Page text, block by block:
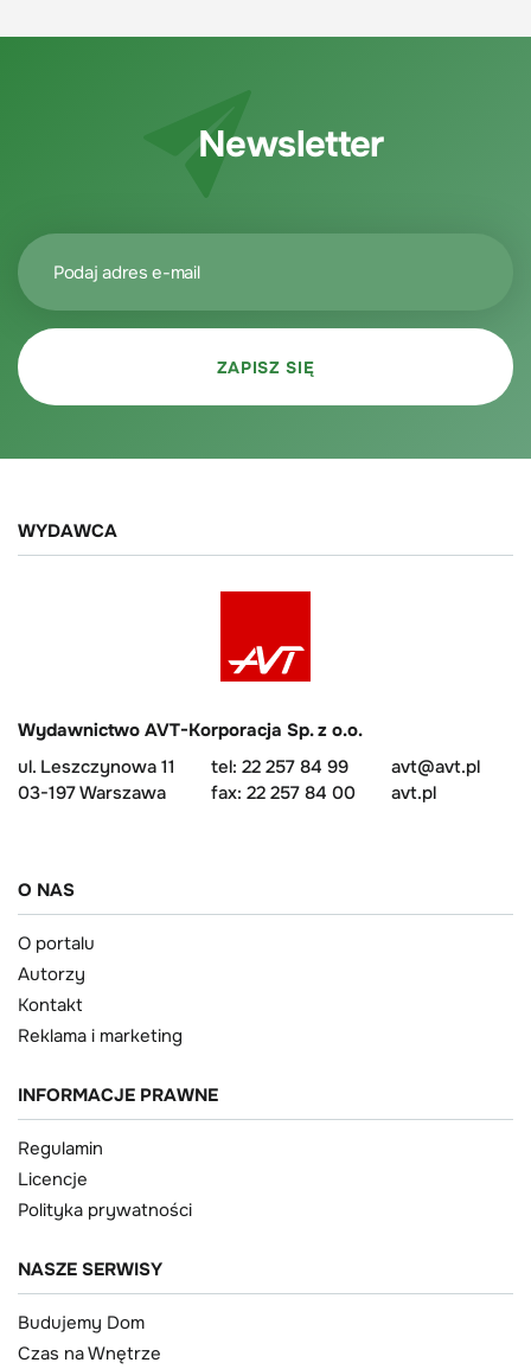
Newsletter
WYDAWCA
Wydawnictwo AVT-Korporacja Sp. z o.o.
ul. Leszczynowa 11
03-197 Warszawa
tel: 22 257 84 99
fax: 22 257 84 00
avt@avt.pl
avt.pl
O NAS
O portalu
Autorzy
Kontakt
Reklama i marketing
INFORMACJE PRAWNE
Regulamin
Licencje
Polityka prywatności
NASZE SERWISY
Budujemy Dom
Czas na Wnętrze